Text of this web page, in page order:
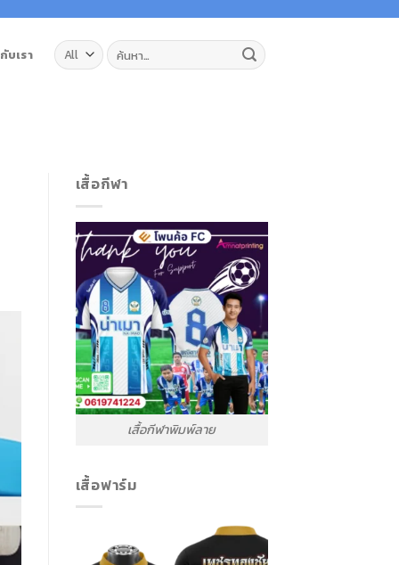
บเรา ค้นหา:
เสื้อกีฬา
เสื้อกีฬาพิมพ์ลาย
เสื้อฟาร์ม